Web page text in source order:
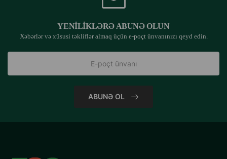
YENILIKLƏRƏ ABUNƏ OLUN
Xəbərlər və xüsusi təkliflər almaq üçün e-poçt ünvanınızı qeyd edin.
ABUNƏ OL